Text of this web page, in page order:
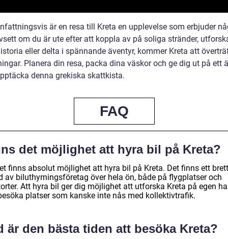
är en resa till Kreta en upplevelse som erbjuder
om du är ute efter att koppla av på soliga stränder,
eller delta i spännande äventyr, kommer Kreta att
Planera din resa, packa dina väskor och ge dig ut på ett
denna grekiska skattkista.
FAQ
det möjlighet att hyra bil på Kreta?
finns absolut möjlighet att hyra bil på Kreta. Det finns ett brett
av biluthyrningsföretag över hela ön, både på flygplatser och
Att hyra bil ger dig möjlighet att utforska Kreta på egen
platser som kanske inte nås med kollektivtrafik.
är den bästa tiden att besöka Kreta?